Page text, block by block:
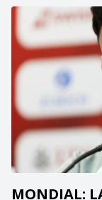
MONDIAL: